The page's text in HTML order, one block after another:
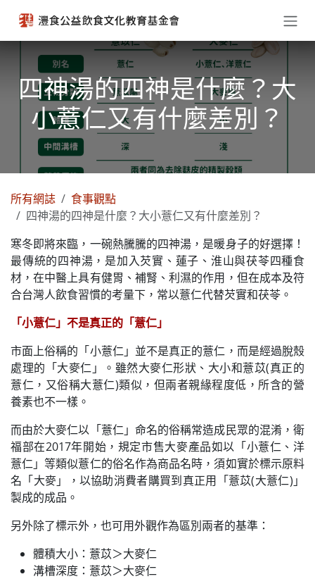
四神湯的四神是什麼？大
小薏仁又有什麼差別？
所有網誌
食事觀點
四神湯的四神是什麼？大小薏仁又有什麼差別？
寒冬即將來臨，一碗熱騰騰的四神湯，是暖身子的好選擇！
最傳統的四神湯，是加入芡實、蓮子、淮山與茯苓四種食
材，在中醫上具有健胃、補腎、利濕的作用，但在成本及符
合台灣人飲食習慣的考量下，常以薏仁代替芡實和茯苓。
「小薏仁」不是真正的「薏仁」
市面上俗稱的「小薏仁」並不是真正的薏仁，而是經過脫殼
處理的「大麥仁」。雖然大麥仁形狀、大小和薏苡(真正的
薏仁，又俗稱大薏仁)類似，但兩者親緣程度低，所含的營
養素也不一樣。
而由於大麥仁以「薏仁」命名的俗稱常造成民眾的混淆，衛
福部在2017年開始，規定市售大麥產品如以「小薏仁、洋
薏仁」等類似薏仁的俗名作為商品名時，須如實於標示原料
名「大麥」，以協助消費者購買到真正用「薏苡(大薏仁)」
製成的成品。
另外除了標示外，也可用外觀作為區別兩者的基準：
體積大小：薏苡＞大麥仁
溝槽深度：薏苡＞大麥仁